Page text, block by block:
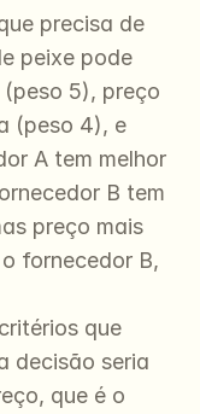
precisa de
peixe pode
5), preço
(peso 4), e
A tem melhor
B tem
preço mais
fornecedor B,
que
decisão seria
que é o